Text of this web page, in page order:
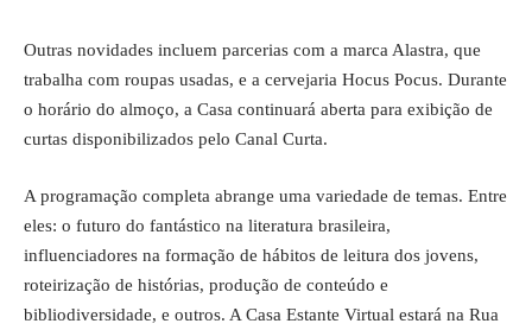
Outras novidades incluem parcerias com a marca Alastra, que
trabalha com roupas usadas, e a cervejaria Hocus Pocus. Durante
o horário do almoço, a Casa continuará aberta para exibição de
curtas disponibilizados pelo Canal Curta.
A programação completa abrange uma variedade de temas. Entre
eles: o futuro do fantástico na literatura brasileira,
influenciadores na formação de hábitos de leitura dos jovens,
roteirização de histórias, produção de conteúdo e
bibliodiversidade, e outros. A Casa Estante Virtual estará na Rua